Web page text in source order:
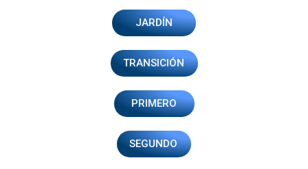
JARDÍN
TRANSICIÓN
PRIMERO
SEGUNDO